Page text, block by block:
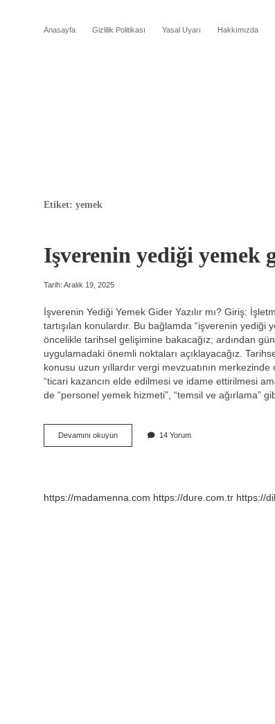
Anasayfa Gizlilik Politikası Yasal Uyarı Hakkımızda
Etiket: yemek
Işverenin yediği yemek
Tarih: Aralık 19, 2025
İşverenin Yediği Yemek Gider Yazılır mı? Giriş:
tartışılan konulardır. Bu bağlamda “işverenin yediği
öncelikle tarihsel gelişimine bakacağız; ardından
uygulamadaki önemli noktaları açıklayacağız.
konusu uzun yıllardır vergi mevzuatının
“ticari kazancın elde edilmesi ve idame ettirilmesi
de “personel yemek hizmeti”, “temsil ve ağırlama”
Devamını okuyunIşverenin
yediği
?
14 Yorum
https://madamenna.com https://dure.com.tr https://